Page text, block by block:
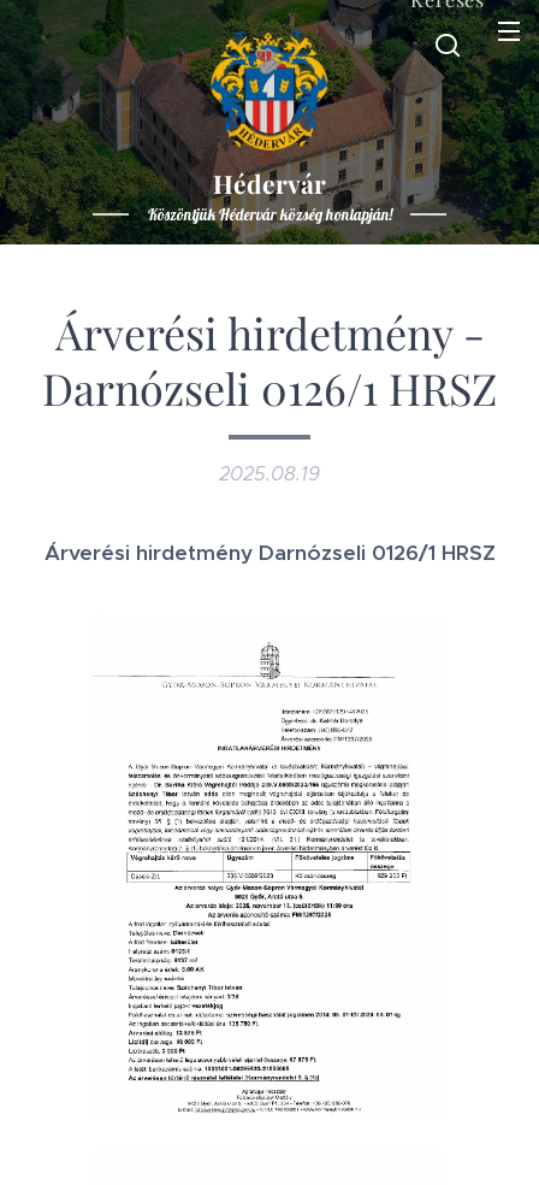
Hédervár
Köszöntjük Hédervár község honlapján!
Árverési hirdetmény -
Darnózseli 0126/1 HRSZ
2025.08.19
Árverési hirdetmény Darnózseli 0126/1 HRSZ